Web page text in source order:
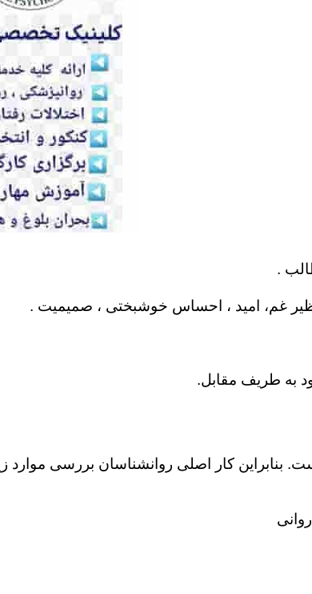
بنابراین کار اصلی روانشناسان بررسی موارد